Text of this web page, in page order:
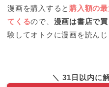
漫画を購入すると 購入額の
てくるので、 漫画は書店で
験してオトクに漫画を読んじ
＼ 31日以内に